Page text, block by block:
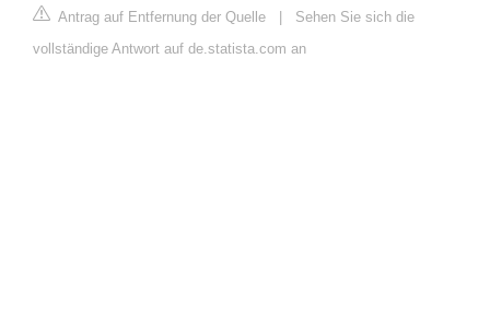
Antrag auf Entfernung der Quelle | Sehen Sie sich die
vollständige Antwort auf de.statista.com an